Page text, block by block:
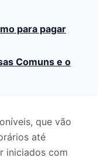
para pagar
Comuns e o
que vão
até
iniciados com